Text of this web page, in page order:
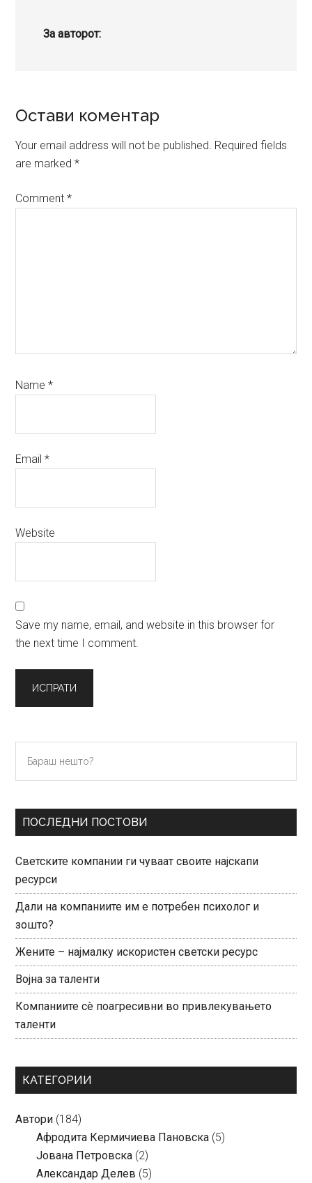
За авторот:
Reader
Interactions
Остави коментар
Your email address will not be published. Required fields
are marked*
Comment*
Name*
Email*
Website
Save my name, email, and website in this browser for
the next time I comment.
Primary
Sidebar
нешто?
ПОСЛЕДНИ ПОСТОВИ
Светските компании ги чуваат своите најскапи
ресурси
Дали на компаниите им е потребен психолог и
зошто?
Жените – најмалку искористен светски ресурс
Војна за таленти
Компаниите сè поагресивни во привлекувањето
таленти
КАТЕГОРИИ
Автори (184)
Aфродита Кермичиева Пановска (5)
Јована Петровска (2)
Александар Делев (5)